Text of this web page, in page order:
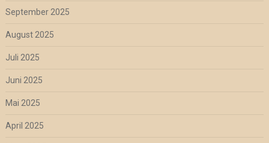
September 2025
August 2025
Juli 2025
Juni 2025
Mai 2025
April 2025